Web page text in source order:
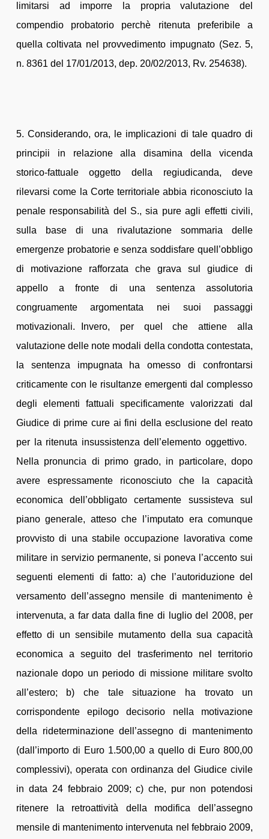
limitarsi ad imporre la propria valutazione del
compendio probatorio perchè ritenuta preferibile a
quella coltivata nel provvedimento impugnato (Sez. 5,
n. 8361 del 17/01/2013, dep. 20/02/2013, Rv. 254638).
5. Considerando, ora, le implicazioni di tale quadro di
principii in relazione alla disamina della vicenda
storico-fattuale oggetto della regiudicanda, deve
rilevarsi come la Corte territoriale abbia riconosciuto la
penale responsabilità del S., sia pure agli effetti civili,
sulla base di una rivalutazione sommaria delle
emergenze probatorie e senza soddisfare quell’obbligo
di motivazione rafforzata che grava sul giudice di
appello a fronte di una sentenza assolutoria
congruamente argomentata nei suoi passaggi
motivazionali. Invero, per quel che attiene alla
valutazione delle note modali della condotta contestata,
la sentenza impugnata ha omesso di confrontarsi
criticamente con le risultanze emergenti dal complesso
degli elementi fattuali specificamente valorizzati dal
Giudice di prime cure ai fini della esclusione del reato
per la ritenuta insussistenza dell’elemento oggettivo.
Nella pronuncia di primo grado, in particolare, dopo
avere espressamente riconosciuto che la capacità
economica dell’obbligato certamente sussisteva sul
piano generale, atteso che l’imputato era comunque
provvisto di una stabile occupazione lavorativa come
militare in servizio permanente, si poneva l’accento sui
seguenti elementi di fatto: a) che l’autoriduzione del
versamento dell’assegno mensile di mantenimento è
intervenuta, a far data dalla fine di luglio del 2008, per
effetto di un sensibile mutamento della sua capacità
economica a seguito del trasferimento nel territorio
nazionale dopo un periodo di missione militare svolto
all’estero; b) che tale situazione ha trovato un
corrispondente epilogo decisorio nella motivazione
della rideterminazione dell’assegno di mantenimento
(dall’importo di Euro 1.500,00 a quello di Euro 800,00
complessivi), operata con ordinanza del Giudice civile
in data 24 febbraio 2009; c) che, pur non potendosi
ritenere la retroattività della modifica dell’assegno
mensile di mantenimento intervenuta nel febbraio 2009,